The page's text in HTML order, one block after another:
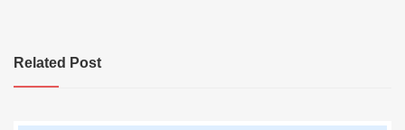
ビ
ゲ
Related Post